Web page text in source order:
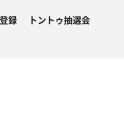
録 トントゥ抽選会